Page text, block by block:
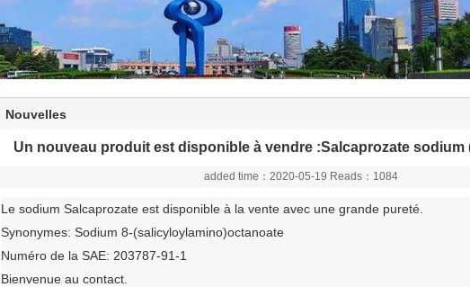
Nouvelles
Un nouveau produit est disponible à vendre :Salcaprozate sodium
added time：2020-05-19 Reads：1084
Le sodium Salcaprozate est disponible à la vente avec une grande pureté.
Synonymes: Sodium 8-(salicyloylamino)octanoate
Numéro de la SAE: 203787-91-1
Bienvenue au contact.